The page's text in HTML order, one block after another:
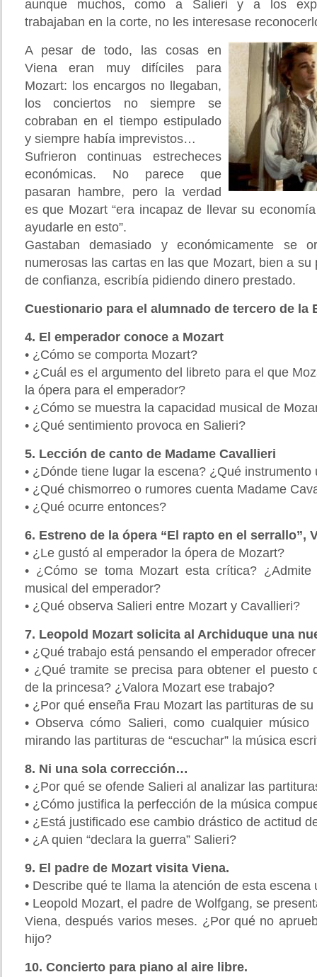
aunque muchos, como a Salieri y a los
trabajaban en la corte, no les interesase
A pesar de todo, las cosas en
Viena eran muy difíciles para
Mozart: los encargos no llegaban,
los conciertos no siempre se
cobraban en el tiempo estipulado
y siempre había imprevistos…
Sufrieron continuas estrecheces
económicas. No parece que
pasaran hambre, pero la verdad
es que Mozart “era incapaz de llevar su
ayudarle en esto”.
Gastaban demasiado y económicamente se
numerosas las cartas en las que Mozart, bien a su
de confianza, escribía pidiendo dinero prestado.
Cuestionario para el alumnado de tercero de la
4. El emperador conoce a Mozart
• ¿Cómo se comporta Mozart?
• ¿Cuál es el argumento del libreto para el que
la ópera para el emperador?
• ¿Cómo se muestra la capacidad musical de
• ¿Qué sentimiento provoca en Salieri?
5. Lección de canto de Madame Cavallieri
• ¿Dónde tiene lugar la escena? ¿Qué instrumento
• ¿Qué chismorreo o rumores cuenta Madame
• ¿Qué ocurre entonces?
6. Estreno de la ópera “El rapto en el serrallo”,
• ¿Le gustó al emperador la ópera de Mozart?
• ¿Cómo se toma Mozart esta crítica?
musical del emperador?
• ¿Qué observa Salieri entre Mozart y Cavallieri?
7. Leopold Mozart solicita al Archiduque una
• ¿Qué trabajo está pensando el emperador
• ¿Qué tramite se precisa para obtener el puesto
de la princesa? ¿Valora Mozart ese trabajo?
• ¿Por qué enseña Frau Mozart las partituras de
• Observa cómo Salieri, como cualquier músico
mirando las partituras de “escuchar” la música
8. Ni una sola corrección…
• ¿Por qué se ofende Salieri al analizar las
• ¿Cómo justifica la perfección de la música
• ¿Está justificado ese cambio drástico de actitud
• ¿A quien “declara la guerra” Salieri?
9. El padre de Mozart visita Viena.
• Describe qué te llama la atención de esta escena
• Leopold Mozart, el padre de Wolfgang, se
Viena, después varios meses. ¿Por qué no
hijo?
10. Concierto para piano al aire libre.